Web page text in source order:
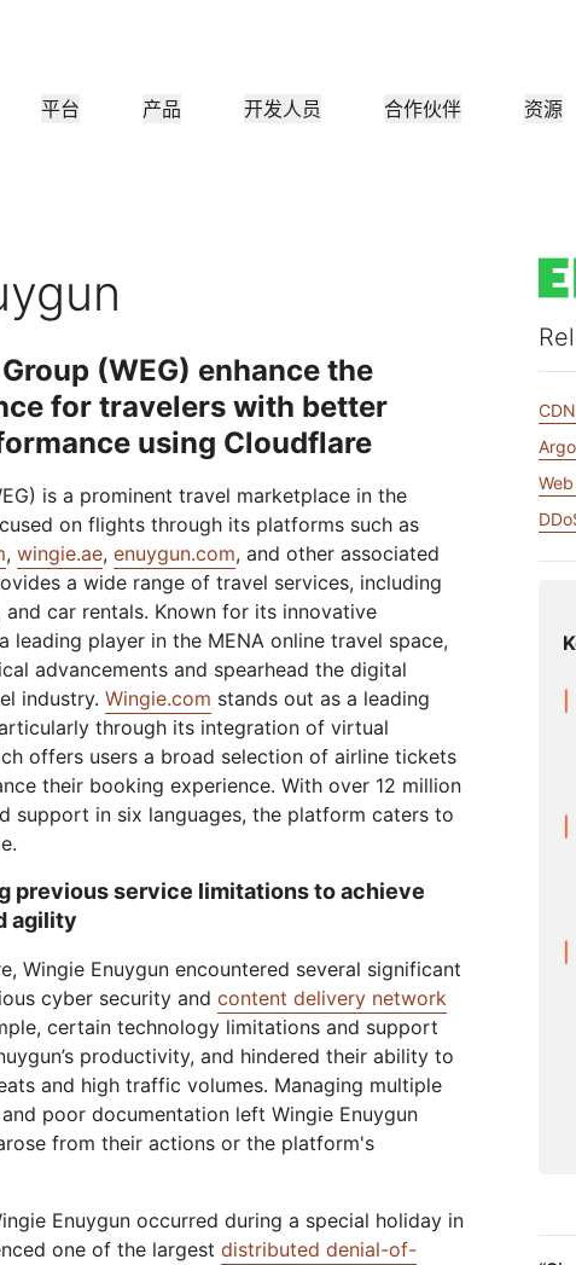
平台
现代化网络
咖啡店网络
WAN 现代化
网络保护
风险
后量子加密技术
保护数据并满足合规标准
医疗保健
参考架构
分析师报告
产品
CDN
智能路由
Load balancing
网络互连
智能路由
个人计划 比较各项计划
开发人员
媒体
Images
转换、优化图像
Realtime
构建实时音频和视频应用
创建无服务器 SQL 数据库
R2
存储数据无需支付昂贵的
R2
轻松存储数据，无高昂出口费用
合作伙伴
合作伙伴
我们的技术合作伙伴和集成生
统
全球系统集成商
支持无缝的大规模数字化转型
服务提供
发现我们
资源
技术深挖和产品资讯
产品文档
战略洞察
Cloudflare TV
创新系列和活动 威胁
探
据和保护
信任
政策、流程和安全 认
Galileo
政府机构
Athenian Project Cloudflare For
(WEG) enhance the
for travelers with better
using Cloudflare
is a prominent travel marketplace in the
on flights through its platforms such as
, wingie.ae, enuygun.com, and other associated
a wide range of travel services, including
car rentals. Known for its innovative
leading player in the MENA online travel space,
advancements and spearhead the digital
industry. Wingie.com stands out as a leading
through its integration of virtual
offers users a broad selection of airline tickets
their booking experience. With over 12 million
support in six languages, the platform caters to
previous service limitations to achieve
agility
Wingie Enuygun encountered several significant
cyber security and content delivery network
certain technology limitations and support
productivity, and hindered their ability to
and high traffic volumes. Managing multiple
poor documentation left Wingie Enuygun
from their actions or the platform's
Enuygun occurred during a special holiday in
one of the largest distributed denial-of-
CDN
Argo